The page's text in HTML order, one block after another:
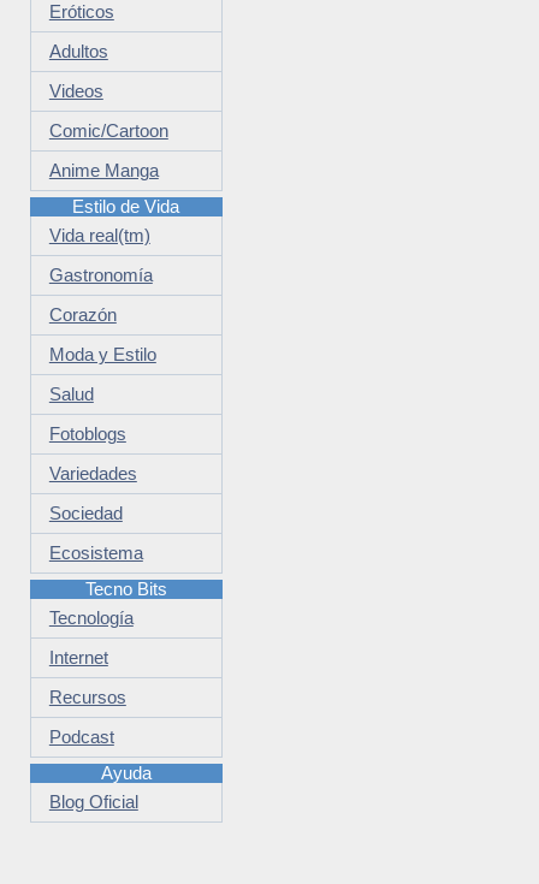
Eróticos
Adultos
Videos
Comic/Cartoon
Anime Manga
Estilo de Vida
Vida real(tm)
Gastronomía
Corazón
Moda y Estilo
Salud
Fotoblogs
Variedades
Sociedad
Ecosistema
Tecno Bits
Tecnología
Internet
Recursos
Podcast
Ayuda
Blog Oficial